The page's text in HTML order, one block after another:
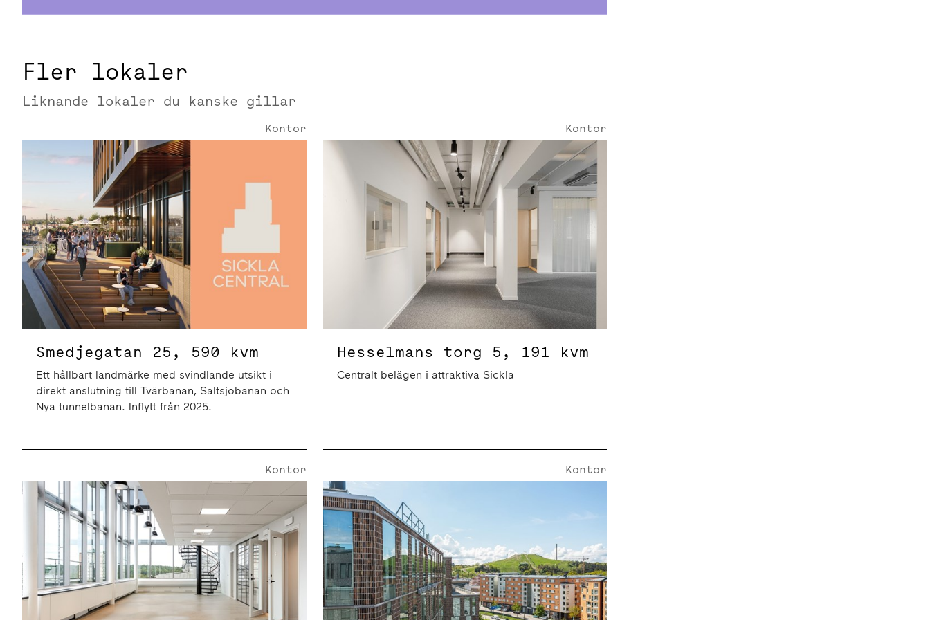
Fler lokaler
Liknande lokaler du kanske gillar
Smedjegatan 25 | 590 Kvm
Kontor
Smedjegatan 25, 590 kvm
Ett hållbart landmärke med svindlande utsikt i
direkt anslutning till Tvärbanan, Saltsjöbanan och
Nya tunnelbanan. Inflytt från 2025.
Hesselmans torg 5 | 191 Kvm
Kontor
Hesselmans torg 5, 191 kvm
Centralt belägen i attraktiva Sickla
Smedjegatan 6 | 535 Kvm
Kontor
Fannys väg 3 | 165 Kvm
Kontor